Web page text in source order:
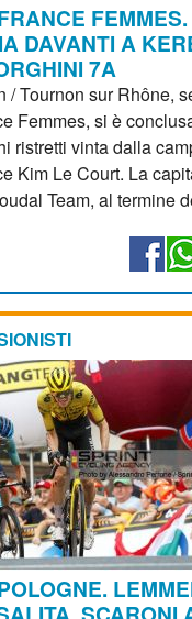
DAVANTI A
7A
/ Tournon sur Rhône,
Femmes, si è
ristretti vinta dalla
Kim Le Court. La
Team, al termine